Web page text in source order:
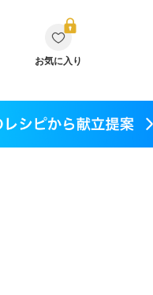
乳がん（抗がん剤治療中）
中）
乳がん（放射線治療中）
・経過観察中の方など
中）
(初期)
気になる（初期）
お気に入り